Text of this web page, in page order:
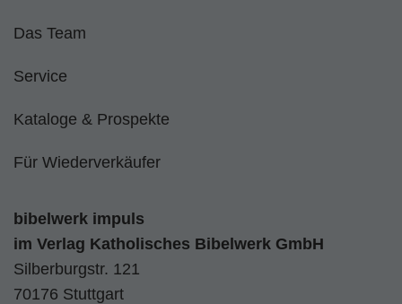
Das Team
Service
Kataloge & Prospekte
Für Wiederverkäufer
bibelwerk impuls
im Verlag Katholisches Bibelwerk GmbH
Silberburgstr. 121
70176 Stuttgart